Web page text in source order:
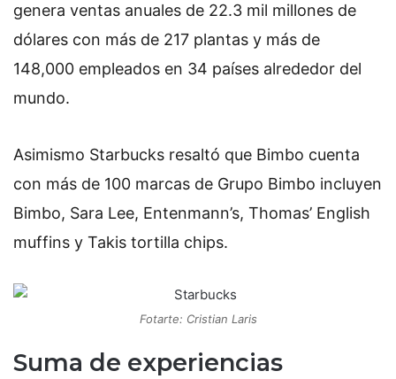
genera ventas anuales de 22.3 mil millones de
dólares con más de 217 plantas y más de
148,000 empleados en 34 países alrededor del
mundo.
Asimismo Starbucks resaltó que Bimbo cuenta
con más de 100 marcas de Grupo Bimbo incluyen
Bimbo, Sara Lee, Entenmann’s, Thomas’ English
muffins y Takis tortilla chips.
Fotarte: Cristian Laris
Suma de experiencias